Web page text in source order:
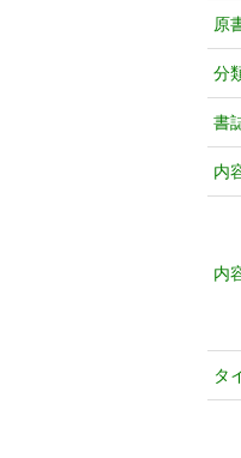
原
分
書
内
内
タ